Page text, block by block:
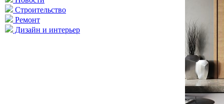
Строительство
Ремонт
Дизайн и интерьер